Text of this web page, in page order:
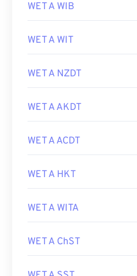
WET A WIB
WET A WIT
WET A NZDT
WET A AKDT
WET A ACDT
WET A HKT
WET A WITA
WET A ChST